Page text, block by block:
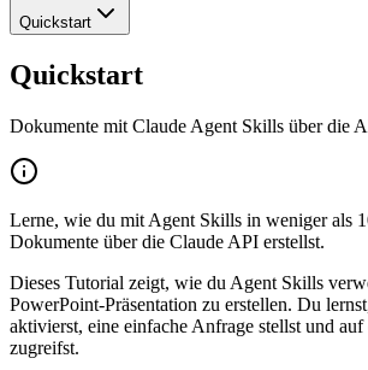
Quickstart
Quickstart
Dokumente mit Claude Agent Skills über die
Lerne, wie du mit Agent Skills in weniger als
Dokumente über die Claude API erstellst.
Dieses Tutorial zeigt, wie du Agent Skills
PowerPoint-Präsentation zu erstellen. Du
aktivierst, eine einfache Anfrage stellst und auf
zugreifst.